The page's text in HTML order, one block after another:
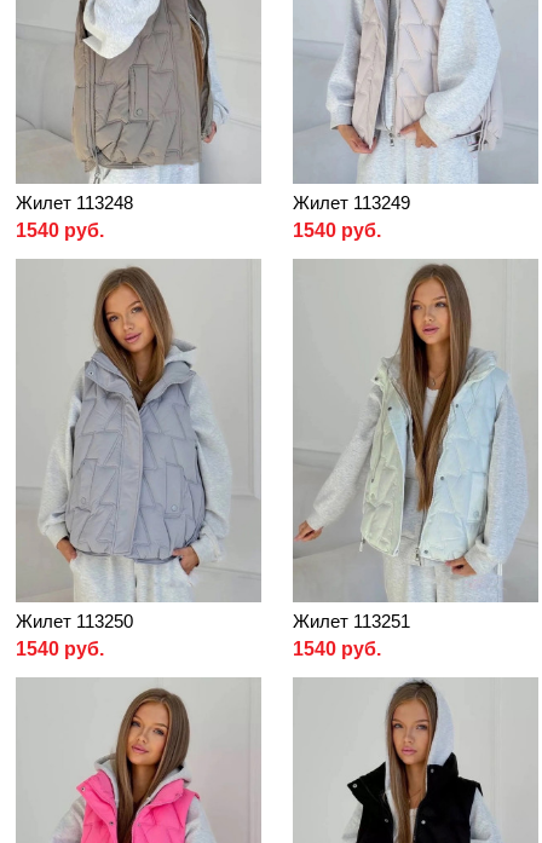
Жилет 113248
1540 руб.
Жилет 113249
1540 руб.
Жилет 113250
1540 руб.
Жилет 113251
1540 руб.